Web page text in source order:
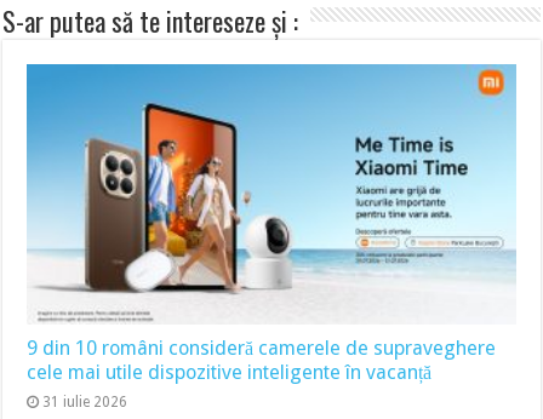
S-ar putea să te intereseze și :
9 din 10 români consideră camerele de supraveghere
cele mai utile dispozitive inteligente în vacanță
31 iulie 2026